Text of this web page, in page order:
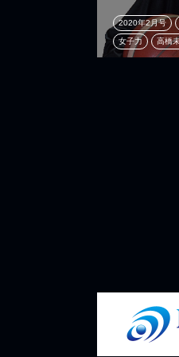
2020年2月号
女子力 高橋